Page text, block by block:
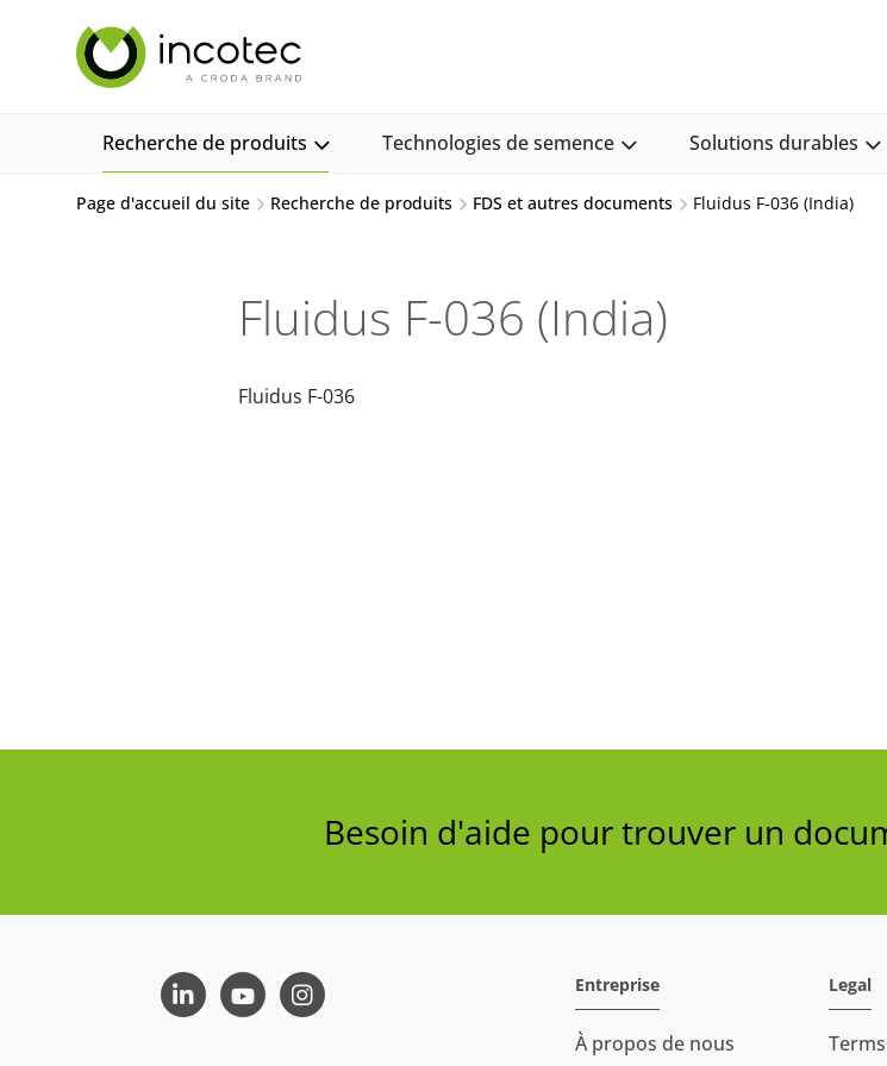
Recherche de produits Technologies de semence Solutions durables
Page d'accueil du site Recherche de produits FDS et autres documents Fluidus F-036 (India)
Fluidus F-036 (India)
Fluidus F-036
Besoin d'aide pour trouver un
LinkedInYoutubeInstagram
Entreprise
À propos de nous
Legal